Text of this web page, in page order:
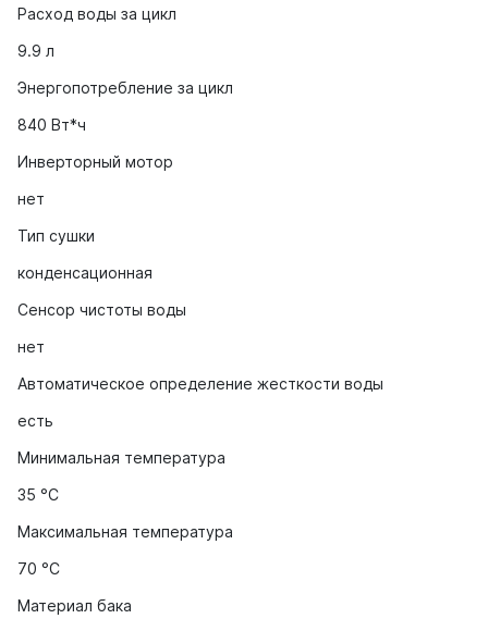
Расход воды за цикл
9.9 л
Энергопотребление за цикл
840 Вт*ч
Инверторный мотор
нет
Тип сушки
конденсационная
Сенсор чистоты воды
нет
Автоматическое определение жесткости воды
есть
Минимальная температура
35 °C
Максимальная температура
70 °C
Материал бака